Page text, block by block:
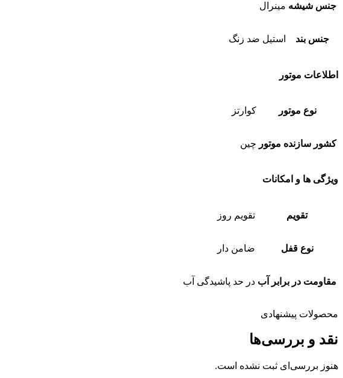
جنس شیشه مینرال
جنس بند استیل ضد زنگ
اطلاعات موتور
نوع موتور کوارتز
کشور سازنده موتور چین
ویژگی ها و امکانات
تقویم تقویم روز
نوع قفل ضامن دار
مقاومت در برابر آب در حد پاشیدگی آب
محصولات پیشنهادی
نقد و بررسی‌ها
هنوز بررسی‌ای ثبت نشده است.